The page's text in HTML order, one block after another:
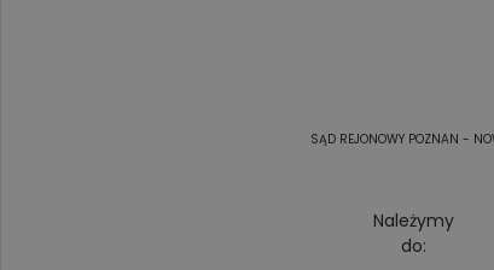
SĄD REJONOWY POZNAN -
Należymy
do: